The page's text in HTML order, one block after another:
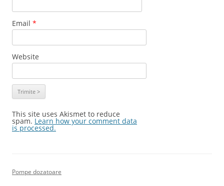
Email *
Website
This site uses Akismet to reduce
spam. Learn how your comment data
is processed.
Pompe dozatoare